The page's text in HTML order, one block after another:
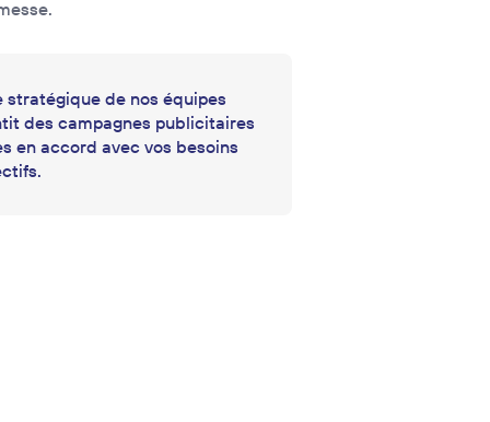
stratégique de nos équipes
des campagnes publicitaires
en accord avec vos besoins